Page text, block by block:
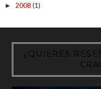
► 2008 (1)
¿QUIERES